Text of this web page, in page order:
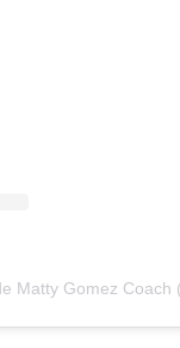
Matty Gomez Coach